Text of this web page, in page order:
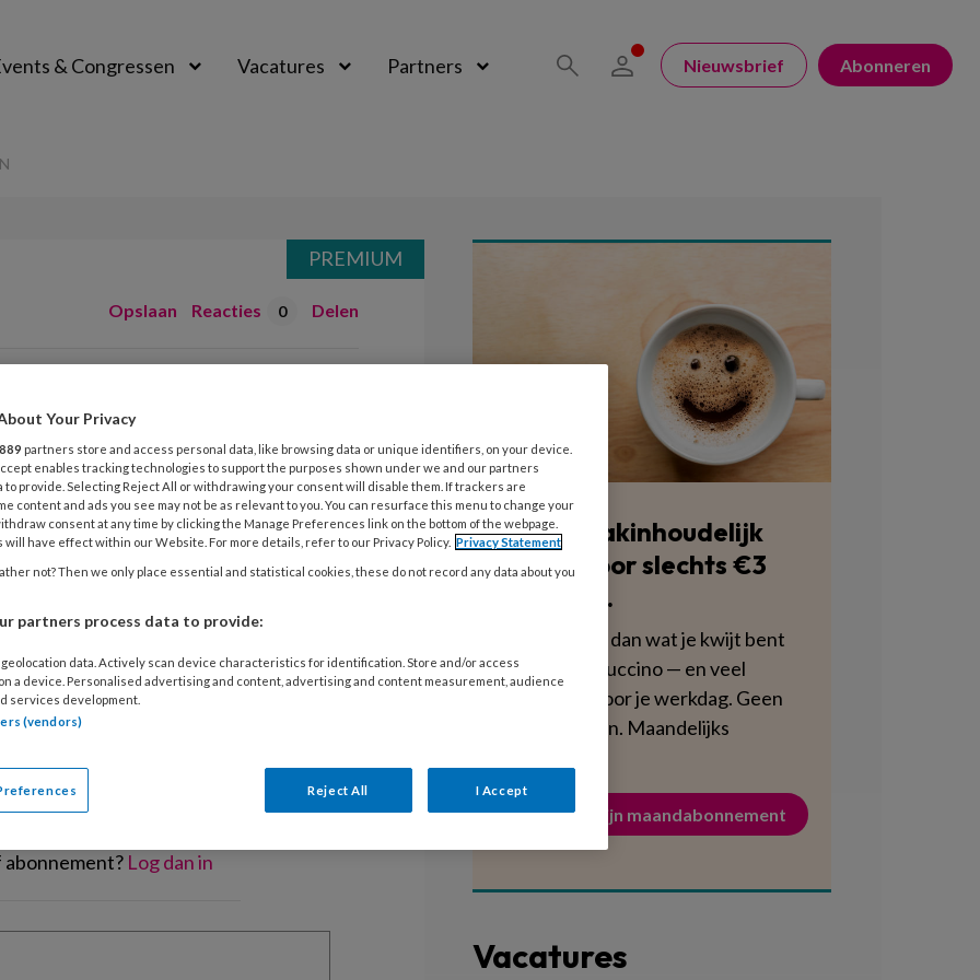
& Congressen Vacatures Partners Nieuwsbrief Abonneren
Opslaan Reacties 0 Delen
stoeien
de groep, denk je misschien niet
kinderen (vaak jongens) wel de
specialist bewegingsonderwijs
veilig en toch ruig kunt stoeien.
lezen?
lees 2 artikelen gratis per maand
Log dan in
PREMIUM
Blijf vakinhoudelijk
scherp voor slechts €3
per week.
Dat is minder dan wat je kwijt bent
aan een cappuccino — en veel
voedzamer voor je werkdag. Geen
verplichtingen. Maandelijks
Activeer mijn maandabonnement
Vacatures
Your Privacy
889 partners store and access personal data, like browsing data or unique identifiers, on your device.
enables tracking technologies to support the purposes shown under we and our partners
to provide. Selecting Reject All or withdrawing your consent will disable them. If trackers are
content and ads you see may not be as relevant to you. You can resurface this menu to change your
consent at any time by clicking the Manage Preferences link on the bottom of the webpage.
will have effect within our Website. For more details, refer to our Privacy Policy. Privacy Statement
not? Then we only place essential and statistical cookies, these do not record any data about you
partners process data to provide:
data. Actively scan device characteristics for identification. Store and/or access
a device. Personalised advertising and content, advertising and content measurement, audience
services development.
(vendors)
Reject All I Accept